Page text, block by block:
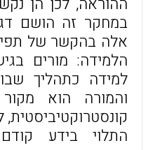
במחקר זה הושם
אלה בהקשר של
הלמידה: מורים
למידה כתהליך
והמורה הוא
התלוי בידע